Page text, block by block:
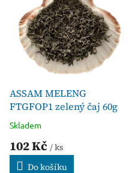
ASSAM MELENG
FTGFOP1 zelený čaj 60g
Skladem
102 Kč / ks
Do košíku